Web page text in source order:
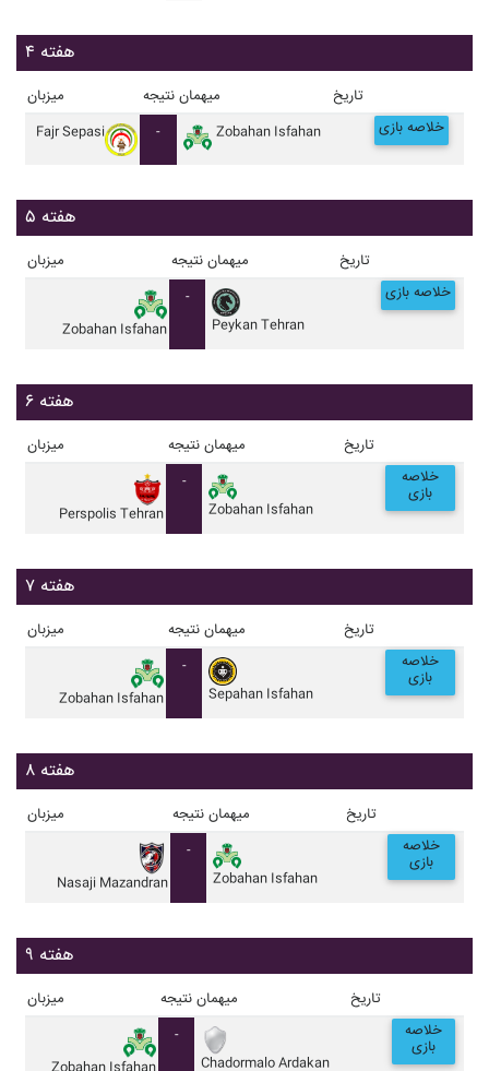
هفته ۴
میزبان نتیجه میهمان تاریخ
Fajr Sepasi - Zobahan Isfahan خلاصه بازی
هفته ۵
میزبان نتیجه میهمان تاریخ
Zobahan Isfahan
-
Peykan Tehran
خلاصه بازی
هفته ۶
میزبان نتیجه میهمان تاریخ
Perspolis Tehran
-
Zobahan Isfahan
خلاصه
بازی
هفته ۷
میزبان نتیجه میهمان تاریخ
Zobahan Isfahan
-
Sepahan Isfahan
خلاصه
بازی
هفته ۸
میزبان نتیجه میهمان تاریخ
Nasaji Mazandran
-
Zobahan Isfahan
خلاصه
بازی
هفته ۹
میزبان نتیجه میهمان تاریخ
-
Chadormalo Ardakan
خلاصه
بازی